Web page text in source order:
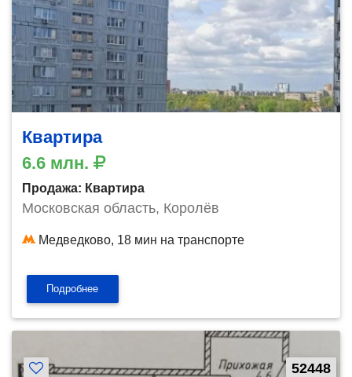
Квартира
6.6 млн.
Продажа: Квартира
Московская область, Королёв
Медведково, 18 мин на транспорте
Подробнее
52448